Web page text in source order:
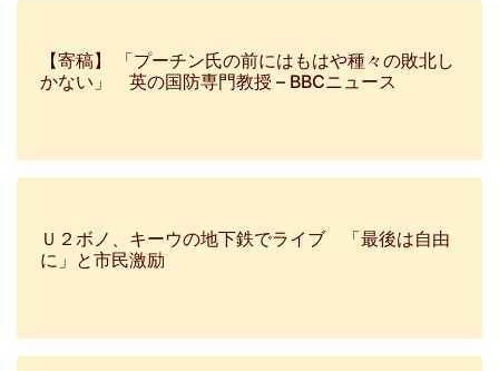
【寄稿】 「プーチン氏の前にはもはや種々の敗北し
かない」 英の国防専門教授 – BBCニュース
Ｕ２ボノ、キーウの地下鉄でライブ 「最後は自由
に」と市民激励